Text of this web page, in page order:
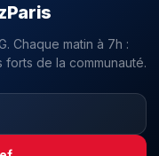
Chaque matin à 7h :
forts de la communauté.